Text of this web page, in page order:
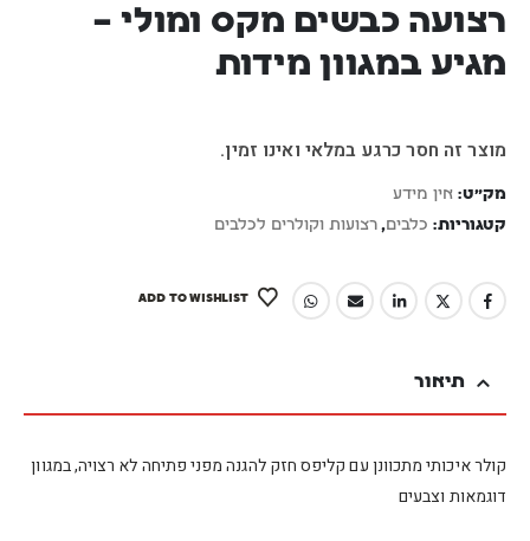
רצועה כבשים מקס ומולי –
מגיע במגוון מידות
מוצר זה חסר כרגע במלאי ואינו זמין.
מק"ט: אין מידע
קטגוריות: כלבים, רצועות וקולרים לכלבים
ADD TO WISHLIST
תיאור
קולר איכותי מתכוונן עם קליפס חזק להגנה מפני פתיחה לא רצויה, במגוון
דוגמאות וצבעים